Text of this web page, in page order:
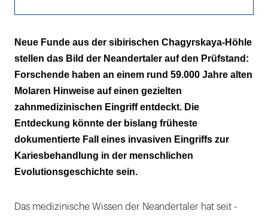
Eingriff zur Linderung starker
Zahnschmerzen
Die Schmerzursache intuitiv erfassen und
dann beseitigen
Neue Funde aus der sibirischen Chagyrskaya-Höhle
stellen das Bild der Neandertaler auf den Prüfstand:
Forschende haben an einem rund 59.000 Jahre alten
Molaren Hinweise auf einen gezielten
zahnmedizinischen Eingriff entdeckt. Die
Entdeckung könnte der bislang früheste
dokumentierte Fall eines invasiven Eingriffs zur
Kariesbehandlung in der menschlichen
Evolutionsgeschichte sein.
Das medizinische Wissen der Neandertaler hat seit ­